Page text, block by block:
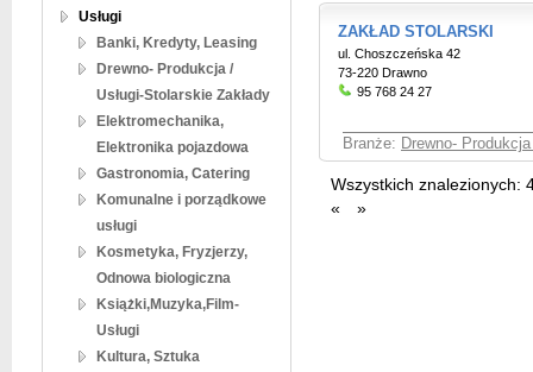
Usługi
Banki, Kredyty, Leasing
Drewno- Produkcja /
Usługi-Stolarskie Zakłady
Elektromechanika,
Elektronika pojazdowa
Gastronomia, Catering
Komunalne i porządkowe
usługi
Kosmetyka, Fryzjerzy,
Odnowa biologiczna
Książki,Muzyka,Film-
Usługi
Kultura, Sztuka
ZAKŁAD STOLARSKI
ul. Choszczeńska 42
73-220 Drawno
95 768 24 27
Branże: Drewno-
Wszystkich znalezionych:
«
»